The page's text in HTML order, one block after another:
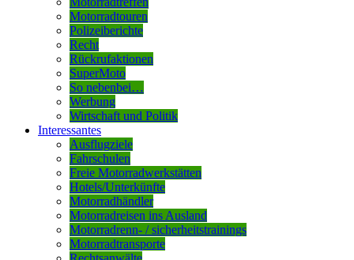
Motorradtouren
Polizeiberichte
Recht
Rückrufaktionen
SuperMoto
So nebenbei…
Werbung
Wirtschaft und Politik
Interessantes
Ausflugziele
Fahrschulen
Freie Motorradwerkstätten
Hotels/Unterkünfte
Motorradhändler
Motorradreisen ins Ausland
Motorradrenn- / sicherheitstrainings
Motorradtransporte